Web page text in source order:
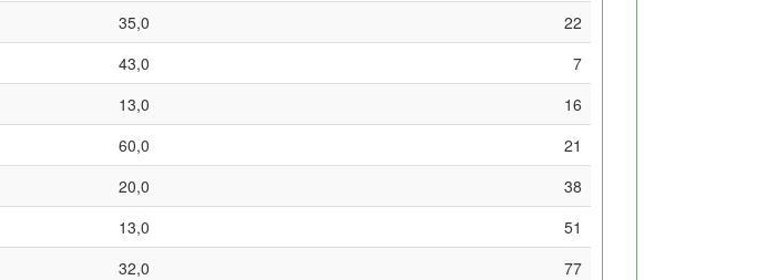
35,0
22
43,0
7
13,0
16
60,0
21
20,0
38
13,0
51
32,0
77